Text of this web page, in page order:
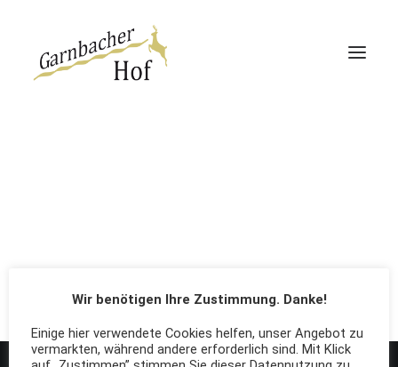
Direktbucher-Vorteil
commerce.
Wir benötigen Ihre Zustimmung. Danke!
Einige hier verwendete Cookies helfen, unser Angebot zu
vermarkten, während andere erforderlich sind. Mit Klick